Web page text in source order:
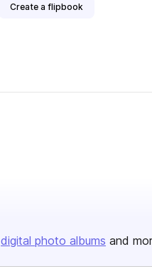
Create a flipbook
digital photo albums and